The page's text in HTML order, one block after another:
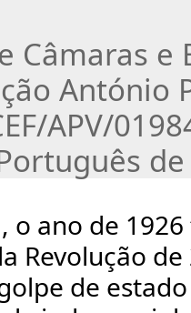
Câmaras
António
APV/
o ano de
Revolução
de